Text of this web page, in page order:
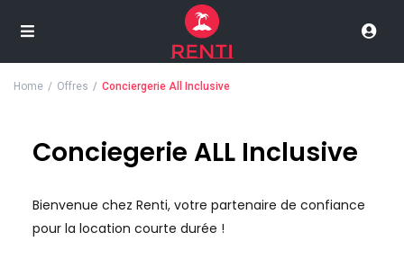
Home Offres Conciergerie All Inclusive
Conciegerie ALL Inclusive
Bienvenue chez Renti, votre partenaire de confiance
pour la location courte durée !